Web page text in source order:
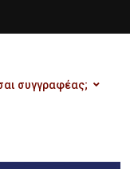
συγγραφέας;